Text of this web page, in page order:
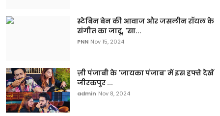
स्टेबिन बेन की आवाज और जसलीन रॉयल के
संगीत का जादू, 'सा...
PNN Nov 15, 2024
ज़ी पंजाबी के 'जायका पंजाब' में इस हफ्ते देखें
जीरकपुर ...
admin Nov 8, 2024